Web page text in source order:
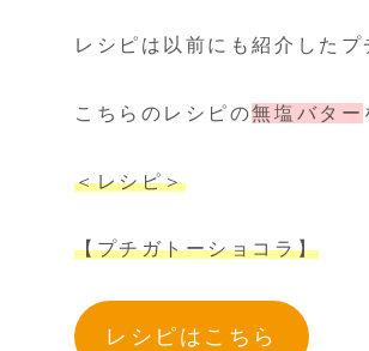
レシピは以前にも紹介したプ
こちらのレシピの無塩バター
＜レシピ＞
【プチガトーショコラ】
レシピはこちら